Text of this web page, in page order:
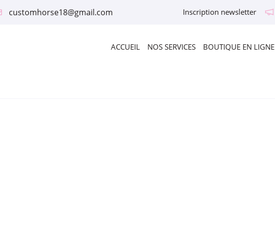
Inscription newsletter
ACCUEIL NOS SERVICES BOUTIQUE EN LIGNE